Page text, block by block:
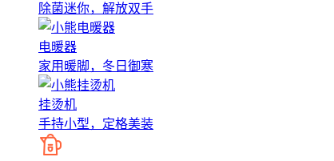
除菌迷你，解放双手
电暖器
家用暖脚，冬日御寒
挂烫机
手持小型，定格美装